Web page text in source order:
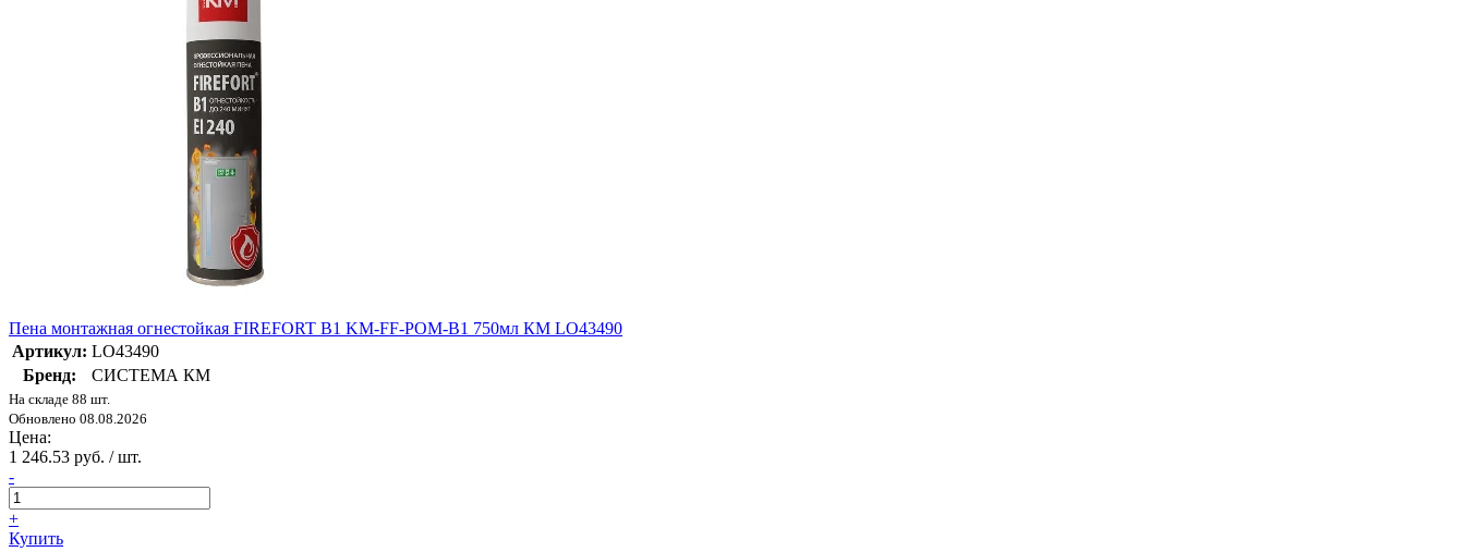
Пена монтажная огнестойкая FIREFORT B1 KM-FF-POM-B1 750мл КМ LO43490
Артикул: LO43490
Бренд:
СИСТЕМА КМ
На складе 88 шт.
Обновлено 08.08.2026
Цена:
1 246.53 руб. / шт.
-
+
Купить